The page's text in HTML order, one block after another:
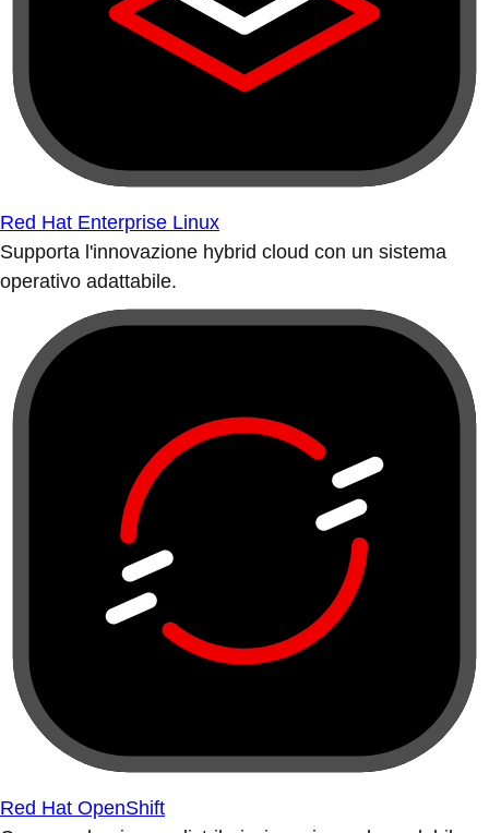
Red Hat Enterprise Linux
Supporta l'innovazione hybrid cloud con un sistema
operativo adattabile.
Red Hat OpenShift